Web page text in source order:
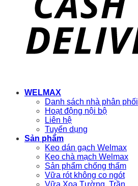
WELMAX
Danh sách nhà phân phối
Hoạt động nội bộ
Liên hệ
Tuyển dụng
Sản phẩm
Keo dán gạch Welmax
Keo chà mạch Welmax
Sản phẩm chống thấm
Vữa rót không co ngót
Vữa Xoa Tường, Trần